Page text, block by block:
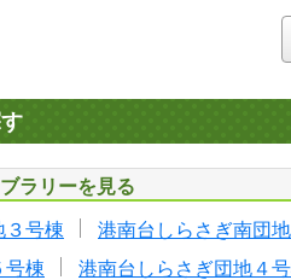
ラリーを見る
３号棟 港南台しらさぎ南団
号棟
港南台しらさぎ団地４